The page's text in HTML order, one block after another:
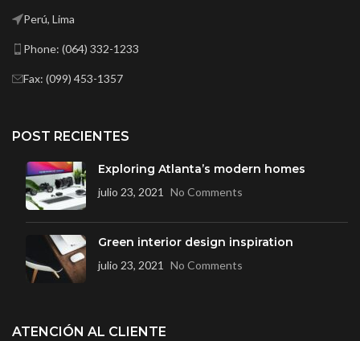
Perú, Lima
Phone: (064) 332-1233
Fax: (099) 453-1357
POST RECIENTES
Exploring Atlanta’s modern homes
julio 23, 2021 No Comments
Green interior design inspiration
julio 23, 2021 No Comments
ATENCIÓN AL CLIENTE